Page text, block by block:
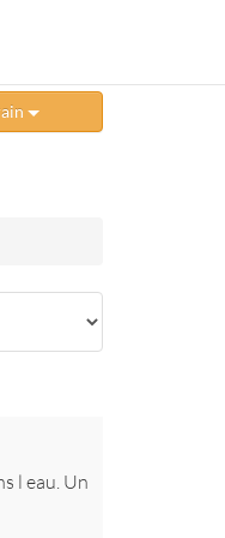
l eau. Un